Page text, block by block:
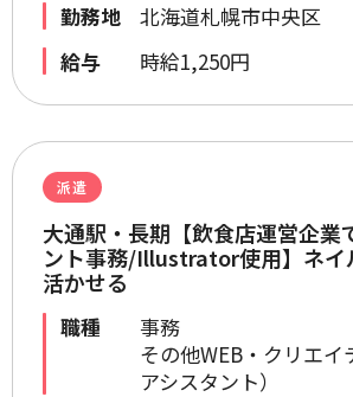
勤務地
北海道札幌市中央区
給与
時給1,250円
派遣
大通駅・長期【飲食店運営企業
ント事務/Illustrator使用】ネイ
活かせる
職種
事務
その他WEB・クリエイ
アシスタント）